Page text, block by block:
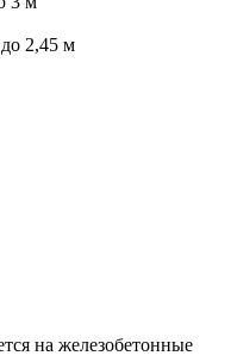
2,45 м
на железобетонные